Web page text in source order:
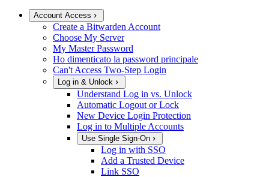
Account Access
Create a Bitwarden Account
Choose My Server
My Master Password
Ho dimenticato la password principale
Can't Access Two-Step Login
Log in & Unlock
Understand Log in vs. Unlock
Automatic Logout or Lock
New Device Login Protection
Log in to Multiple Accounts
Use Single Sign-On
Log in with SSO
Add a Trusted Device
Link SSO